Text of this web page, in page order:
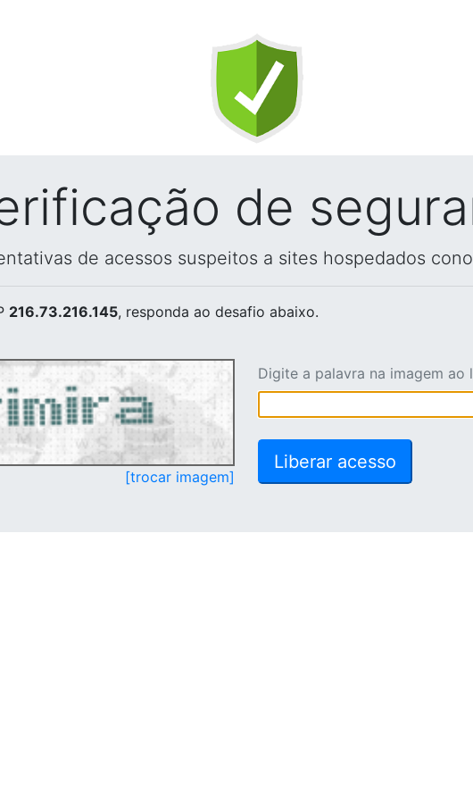
de
de acessos suspeitos a sites hospedados
216.73.216.145, responda ao desafio abaixo.
[trocar imagem]
Digite a palavra na imagem ao